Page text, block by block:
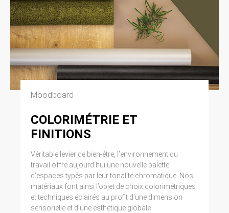
Moodboard
COLORIMÉTRIE ET
FINITIONS
Véritable levier de bien-être, l’environnement du
travail offre aujourd’hui une nouvelle palette
d’espaces typés par leur tonalité chromatique. Nos
matériaux font ainsi l’objet de choix colorimétriques
et techniques éclairés au profit d’une dimension
sensorielle et d’une esthétique globale